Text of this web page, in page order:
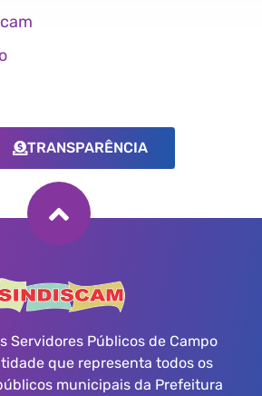
TRANSPARÊNCIA
Servidores Públicos de Campo
que representa todos os
municipais da Prefeitura